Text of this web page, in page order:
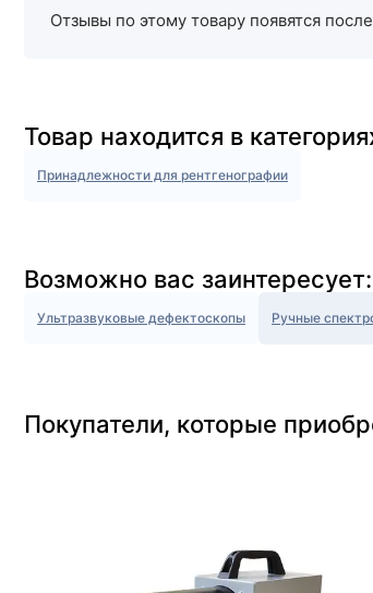
Отзывы по этому товару появятся
Товар находится в
Принадлежности для рентгенографии
Возможно вас заинтересует:
Ультразвуковые дефектоскопы Ручные
Покупатели, которые